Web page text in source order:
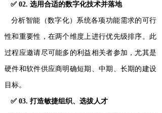
✅ 02. 选用合适的数字化技术并落地
分析智能（数字化）系统各项功能需求的可行
性和重要性，在两个维度上进行优先级排序。此
过程应邀请尽可能多的利益相关者参加，尤其是
硬件和软件供应商明确短期、中期、长期的建设
目标。
✅ 03. 打造敏捷组织、选拔人才